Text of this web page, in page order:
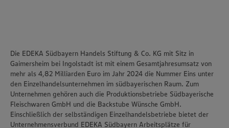
Die EDEKA Südbayern Handels Stiftung & Co. KG mit Sitz in
Gaimersheim bei Ingolstadt ist mit einem Gesamtjahresumsatz von
mehr als 4,82 Milliarden Euro im Jahr 2024 die Nummer Eins unter
den Einzelhandelsunternehmen im südbayerischen Raum. Zum
Unternehmen gehören auch die Produktionsbetriebe Südbayerische
Fleischwaren GmbH und die Backstube Wünsche GmbH.
Einschließlich der selbständigen Einzelhandelsbetriebe bietet der
Unternehmensverbund EDEKA Südbayern Arbeitsplätze für